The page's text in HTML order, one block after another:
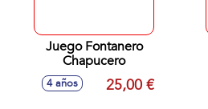
Juego Fontanero
Chapucero
4 años 25,00 €